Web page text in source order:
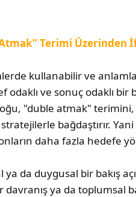
Terimi
kullanabilir ve
ve sonuç odaklı bir
"duble atmak"
bağdaştırır.
daha fazla hedefe
da duygusal bir bakış
ya da toplumsal